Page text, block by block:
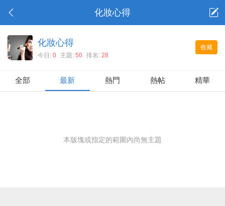
化妝心得
收藏
化妝心得
今日: 0 主題: 50 排名: 28
全部 最新 熱門 熱帖 精華
本版塊或指定的範圍內尚無主題